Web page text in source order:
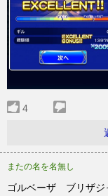
4
またの名を名無し
ゴルベーザ ブリザ